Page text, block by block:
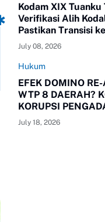
Kodam XIX
Verifikasi Alih
Pastikan Transisi
Berjalan Optimal
July 08, 2026
Hukum
EFEK DOMINO
WTP 8 DAERAH?
KORUPSI
RESMI TERBUKA!
July 18, 2026